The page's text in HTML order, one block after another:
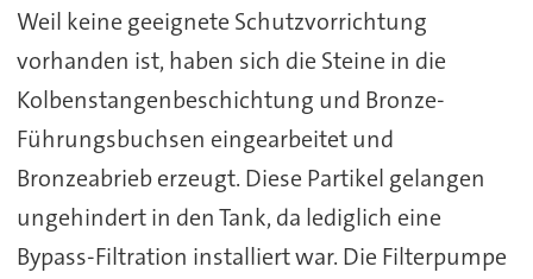
Weil keine geeignete Schutzvorrichtung
vorhanden ist, haben sich die Steine in die
Kolbenstangenbeschichtung und Bronze-
Führungsbuchsen eingearbeitet und
Bronzeabrieb erzeugt. Diese Partikel gelangen
ungehindert in den Tank, da lediglich eine
Bypass-Filtration installiert war. Die Filterpumpe